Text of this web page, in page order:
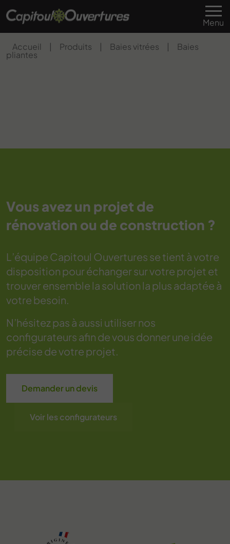
Menu
Accueil | Produits | Baies vitrées | Baies
pliantes
Vous avez un projet de
rénovation ou de construction ?
L’équipe Capitoul Ouvertures se tient à votre
disposition pour échanger sur votre projet et
trouver ensemble la solution la plus adaptée à
votre besoin.
N’hésitez pas à aussi utiliser nos
configurateurs afin de vous donner une idée
précise de votre projet.
Demander un devis
Voir les configurateurs